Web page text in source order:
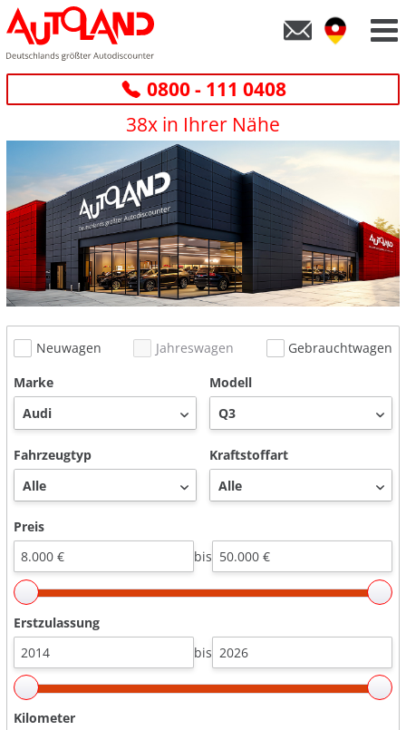
0800 - 111 0408
38x in Ihrer Nähe
Neuwagen Jahreswagen
Gebrauchtwagen
Marke
Modell
Fahrzeugtyp Kraftstoffart
Preis
bis
Erstzulassung
bis
Kilometer